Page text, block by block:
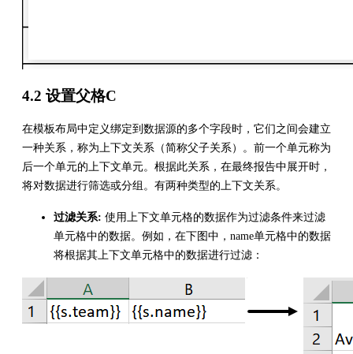
4.2 设置父格C
在模板布局中定义绑定到数据源的多个字段时，它们之间会建立
一种关系，称为上下文关系（简称父子关系）。前一个单元称为
后一个单元的上下文单元。根据此关系，在最终报告中展开时，
将对数据进行筛选或分组。有两种类型的上下文关系。
过滤关系: 使用上下文单元格的数据作为过滤条件来过滤
单元格中的数据。例如，在下图中，name单元格中的数据
将根据其上下文单元格中的数据进行过滤：